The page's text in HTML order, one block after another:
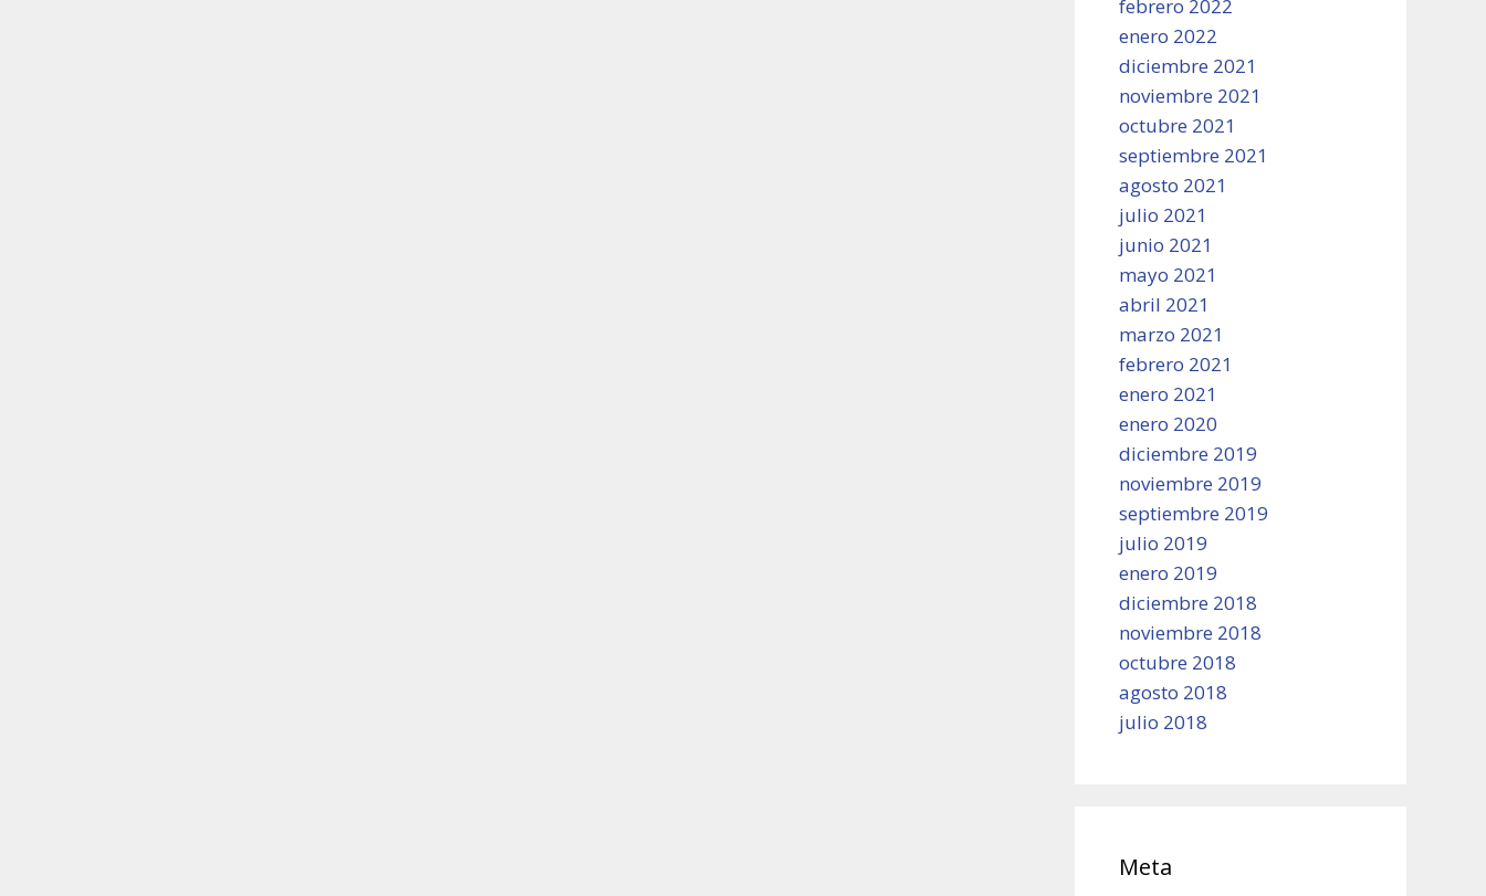
febrero 2022
enero 2022
diciembre 2021
noviembre 2021
octubre 2021
septiembre 2021
agosto 2021
julio 2021
junio 2021
mayo 2021
abril 2021
marzo 2021
febrero 2021
enero 2021
enero 2020
diciembre 2019
noviembre 2019
septiembre 2019
julio 2019
enero 2019
diciembre 2018
noviembre 2018
octubre 2018
agosto 2018
julio 2018
Meta